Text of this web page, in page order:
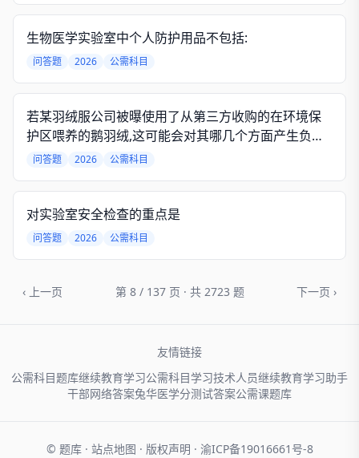
生物医学实验室中个人防护用品不包括:
问答题 2026 公需科目
若某羽绒服公司被曝使用了从第三方收购的在环境保
护区喂养的鹅羽绒,这可能会对其哪几个方面产生负面
影响?
问答题 2026 公需科目
对实验室安全检查的重点是
问答题 2026 公需科目
‹ 上一页 第 8 / 137 页 · 共 2723 题 下一页 ›
友情链接
公需科目题库继续教育学习公需科目学习技术人员继续教育学习助手
干部网络答案兔华医学分测试答案公需课题库
© 题库 · 站点地图 · 版权声明 · 渝ICP备19016661号-8